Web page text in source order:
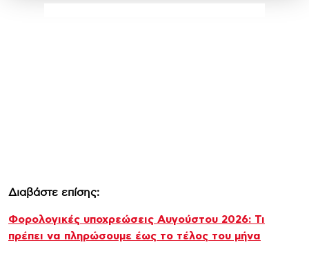
Διαβάστε επίσης:
Φορολογικές υποχρεώσεις Αυγούστου 2026: Τι
πρέπει να πληρώσουμε έως το τέλος του μήνα